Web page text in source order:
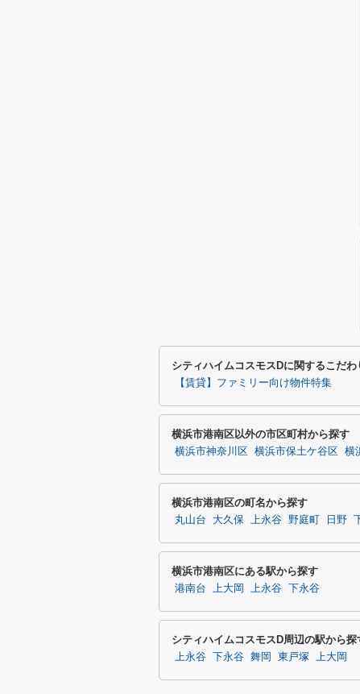
シティハイムコスモスDに関するこだ
【賃貸】ファミリー向け物件特集
横浜市港南区以外の市区町村から探す
横浜市神奈川区 横浜市保土ケ谷区 横
横浜市港南区の町名から探す
丸山台 大久保 上永谷 野庭町 日野
横浜市港南区にある駅から探す
港南台 上大岡 上永谷 下永谷
シティハイムコスモスD周辺の駅から探
上永谷 下永谷 舞岡 東戸塚 上大岡